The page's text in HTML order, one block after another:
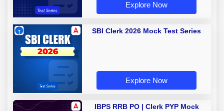
Explore Now
SBI Clerk 2026 Mock Test Series
Explore Now
IBPS RRB PO | Clerk PYP Mock